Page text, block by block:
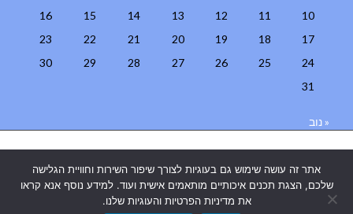
10
11
12
13
14
15
16
17
18
19
20
21
22
23
24
25
26
27
28
29
30
31
« נוב
אתרים בבאר שבע|
אתר זה עושה שימוש גם בעוגיות לצורך שיפור השירות וחוויית הגלישה
שלכם, הצגת תכנים איכותיים מותאמים אישית ועוד. למידע נוסף אנא קראו
את מדיניות הפרטיות והעוגיות שלנו.